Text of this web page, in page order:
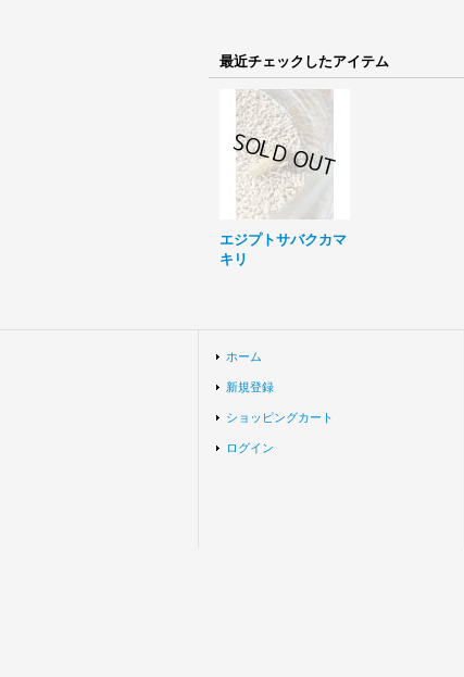
最近チェックしたアイテム
エジプトサバクカマ
キリ
ホーム
新規登録
ショッピングカート
ログイン